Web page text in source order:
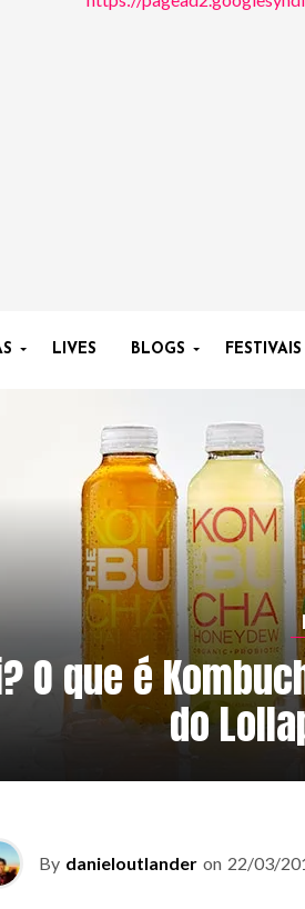
LIVES BLOGS FESTIVAIS
O que é
do
By danieloutlander on 22/03/